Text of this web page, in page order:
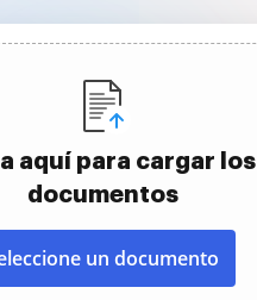
aquí para cargar los
documentos
un documento